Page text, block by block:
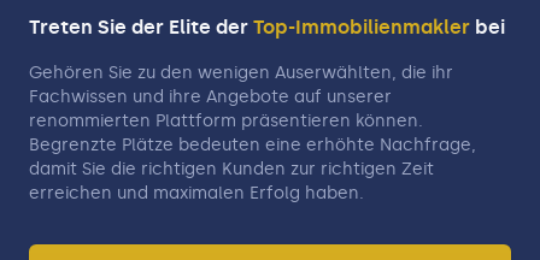
Treten Sie der Elite der Top-Immobilienmakler bei
Gehören Sie zu den wenigen Auserwählten, die ihr
Fachwissen und ihre Angebote auf unserer
renommierten Plattform präsentieren können.
Begrenzte Plätze bedeuten eine erhöhte Nachfrage,
damit Sie die richtigen Kunden zur richtigen Zeit
erreichen und maximalen Erfolg haben.